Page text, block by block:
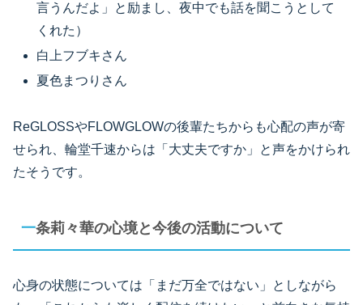
言うんだよ」と励まし、夜中でも話を聞こうとして
くれた）
白上フブキさん
夏色まつりさん
ReGLOSSやFLOWGLOWの後輩たちからも心配の声が寄
せられ、輪堂千速からは「大丈夫ですか」と声をかけられ
たそうです。
一条莉々華の心境と今後の活動について
心身の状態については「まだ万全ではない」としながら